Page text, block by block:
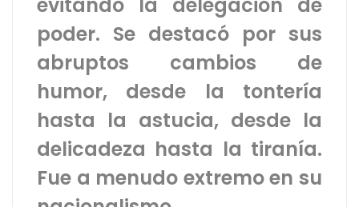
evitando la delegación de
poder. Se destacó por sus
abruptos cambios de
humor, desde la tontería
hasta la astucia, desde la
delicadeza hasta la tiranía.
Fue a menudo extremo en su